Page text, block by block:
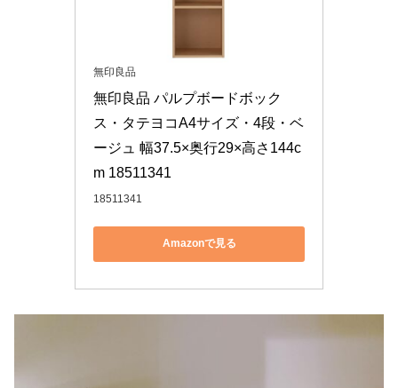
無印良品
無印良品 パルプボードボック
ス・タテヨコA4サイズ・4段・ベ
ージュ 幅37.5×奥行29×高さ144c
m 18511341
18511341
Amazonで見る